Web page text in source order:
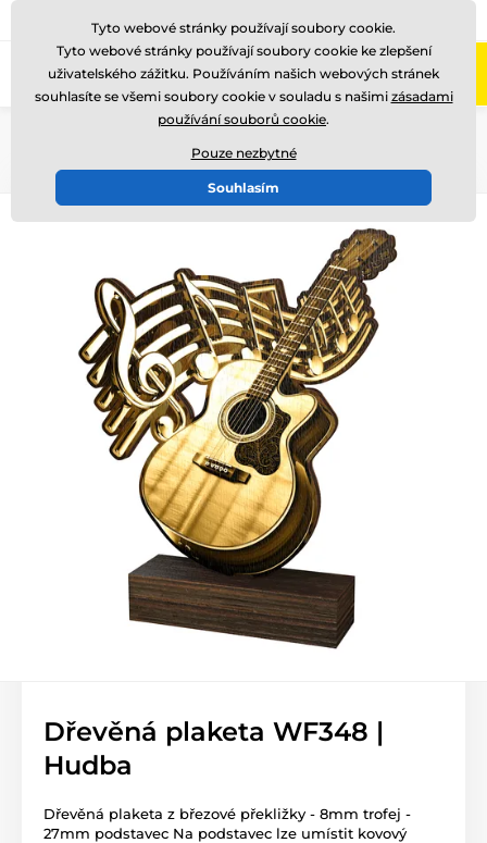
Zavolejte nám (Po-Pá 8-17)
Dřevěná plaketa WF348 |
Hudba
Dřevěná plaketa z březové překližky - 8mm trofej -
27mm podstavec Na podstavec lze umístit kovový
Tyto webové stránky používají soubory cookie.
Tyto webové stránky používají soubory cookie ke zlepšení
uživatelského zážitku. Používáním našich webových stránek
souhlasíte se všemi soubory cookie v souladu s našimi zásadami
používání souborů cookie.
Pouze nezbytné
Souhlasím